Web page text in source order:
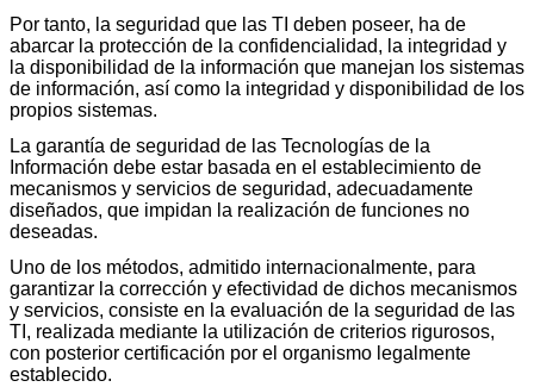
Por tanto, la seguridad que las TI deben poseer, ha de
abarcar la protección de la confidencialidad, la integridad y
la disponibilidad de la información que manejan los sistemas
de información, así como la integridad y disponibilidad de los
propios sistemas.
La garantía de seguridad de las Tecnologías de la
Información debe estar basada en el establecimiento de
mecanismos y servicios de seguridad, adecuadamente
diseñados, que impidan la realización de funciones no
deseadas.
Uno de los métodos, admitido internacionalmente, para
garantizar la corrección y efectividad de dichos mecanismos
y servicios, consiste en la evaluación de la seguridad de las
TI, realizada mediante la utilización de criterios rigurosos,
con posterior certificación por el organismo legalmente
establecido.